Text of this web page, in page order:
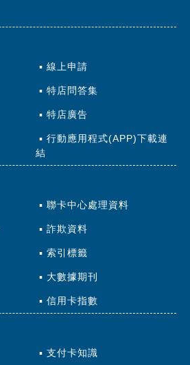
線上申請
特店問答集
特店廣告
行動應用程式(APP)下載連
結
聯卡中心處理資料
詐欺資料
索引標籤
大數據期刊
信用卡指數
支付卡知識